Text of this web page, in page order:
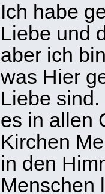
Ich habe
Liebe und
aber ich
was Hier
Liebe
es in allen
Kirchen
in den
Menschen